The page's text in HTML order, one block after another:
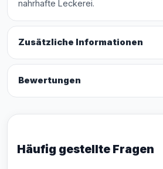
nahrhafte Leckerei.
Zusätzliche Informationen
Bewertungen
Häufig gestellte Fragen